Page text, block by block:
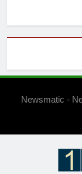
Newsmatic -